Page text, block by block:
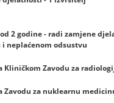
2 godine - radi zamjene
neplaćenom odsustvu
Zavodu za
za nuklearnu